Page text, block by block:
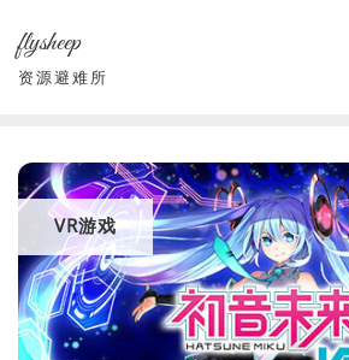
content
flysheep
资源避难所
VR游戏